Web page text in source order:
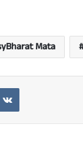
Mata
VKontakte